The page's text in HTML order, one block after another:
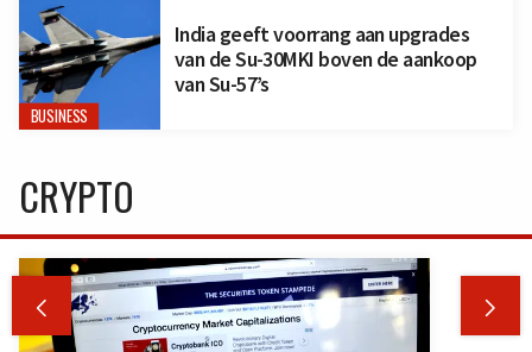
BUSINESS
India geeft voorrang aan upgrades
van de Su-30MKI boven de aankoop
van Su-57’s
CRYPTO
 